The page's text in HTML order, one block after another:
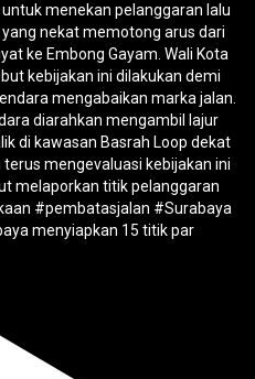
menyiapkan 15 titik par